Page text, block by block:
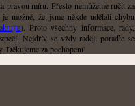
pravou míru. Přesto nemůžeme ručit za
možné, že jsme někde udělali chybu
). Proto všechny informace, rady,
Nejdřív se vždy raději poraďte se
Děkujeme za pochopení!